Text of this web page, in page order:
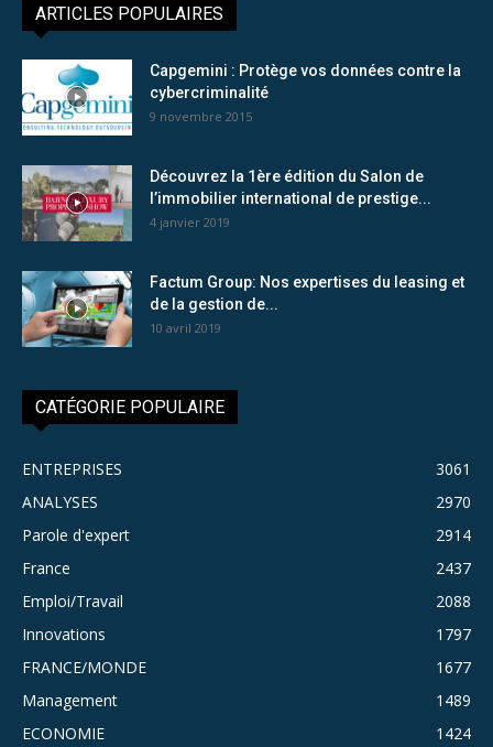
ARTICLES POPULAIRES
Capgemini : Protège vos données contre la
cybercriminalité
9 novembre 2015
Découvrez la 1ère édition du Salon de
l’immobilier international de prestige...
4 janvier 2019
Factum Group: Nos expertises du leasing et
de la gestion de...
10 avril 2019
CATÉGORIE POPULAIRE
ENTREPRISES
3061
ANALYSES
2970
Parole d'expert
2914
France
2437
Emploi/Travail
2088
Innovations
1797
FRANCE/MONDE
1677
Management
1489
ECONOMIE
1424